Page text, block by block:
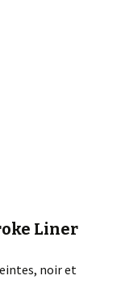
Liner
noir et